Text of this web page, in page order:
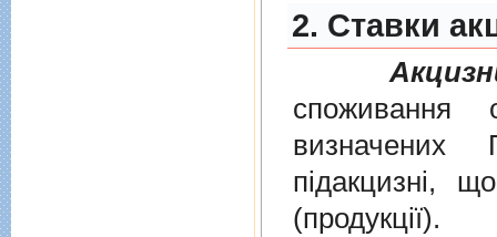
2. Cтавки
споживання
визначених
пiдакцизнi,
(продукцiї).